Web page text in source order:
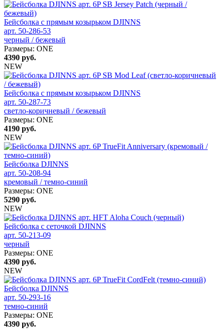
Бейсболка с прямым козырьком DJINNS
арт. 50-286-53
черный / бежевый
Размеры: ONE
4390 руб.
NEW
Бейсболка с прямым козырьком DJINNS
арт. 50-287-73
светло-коричневый / бежевый
Размеры: ONE
4190 руб.
NEW
Бейсболка DJINNS
арт. 50-208-94
кремовый / темно-синий
Размеры: ONE
5290 руб.
NEW
Бейсболка с сеточкой DJINNS
арт. 50-213-09
черный
Размеры: ONE
4390 руб.
NEW
Бейсболка DJINNS
арт. 50-293-16
темно-синий
Размеры: ONE
4390 руб.